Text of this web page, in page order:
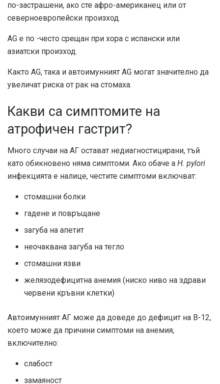
по-застрашени, ако сте афро-американец или от
северноевропейски произход.
AG е по -често срещан при хора с испански или
азиатски произход.
Както AG, така и автоимунният AG могат значително да
увеличат риска от рак на стомаха.
Какви са симптомите на
атрофичен гастрит?
Много случаи на АГ остават недиагностицирани, тъй
като обикновено няма симптоми. Ако обаче a H. pylori
инфекцията е налице, честите симптоми включват:
стомашни болки
гадене и повръщане
загуба на апетит
неочаквана загуба на тегло
стомашни язви
желязодефицитна анемия (ниско ниво на здрави
червени кръвни клетки)
Автоимунният АГ може да доведе до дефицит на В-12,
което може да причини симптоми на анемия,
включително:
слабост
замаяност